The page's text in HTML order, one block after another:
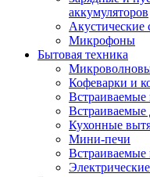
аккумуляторов
Акустические
Микрофоны
Бытовая техника
Кофеварки и
Встраиваемые
Кухонные
Мини-печи